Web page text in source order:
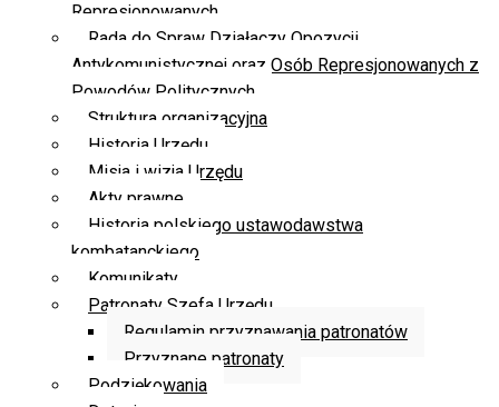
Represjonowanych
Rada do Spraw Działaczy Opozycji
Antykomunistycznej oraz Osób Represjonowanych z
Powodów Politycznych
Struktura organizacyjna
Historia Urzędu
Misja i wizja Urzędu
Akty prawne
Historia polskiego ustawodawstwa
kombatanckiego
Komunikaty
Patronaty Szefa Urzędu
Regulamin przyznawania patronatów
Przyznane patronaty
Podziękowania